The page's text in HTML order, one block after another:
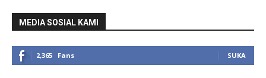
MEDIA SOSIAL KAMI
2,365 Fans SUKA